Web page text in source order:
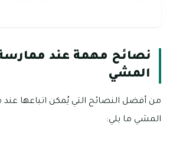
نصائح مهمة عند
المشي
من أفضل النصائح التي يُمكن اتباعها
المشي ما يلي: